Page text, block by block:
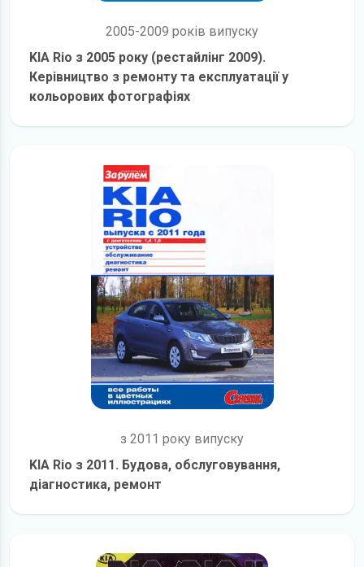
2005-2009 років випуску
KIA Rio з 2005 року (рестайлінг 2009).
Керівництво з ремонту та експлуатації у
кольорових фотографіях
з 2011 року випуску
KIA Rio з 2011. Будова, обслуговування,
діагностика, ремонт